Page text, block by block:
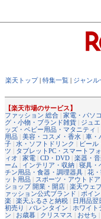
楽天トップ| 特集一覧 | ジャンル
【楽天市場のサービス】
ファッション 総合 | 家電・パソ
グ・小物・ブランド雑貨 | ジュ
ッズ・ベビー用品・マタニティ |
用品 | 美容・コスメ・香水 | 車・
子 | 水・ソフトドリンク | ビール
ツ | タブレットPC・スマートフ
ィオ | 家電 | CD・DVD | 楽器・
ーム | インテリア・収納 | 寝具・
チン用品・食器・調理器具 | 花
ット用品 | スポーツ・アウトドア
ショップ 開業・開店 | 楽天ウェ
ァッション公式ブランド | ポイ
楽 | 楽天ふるさと納税 | 日用品翌
初売り | バレンタイン | ホワイト
ン | お歳暮 | クリスマス | おせち |